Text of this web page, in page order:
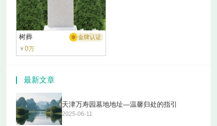
树葬
金牌认证
￥0万
最新文章
天津万寿园墓地地址—温馨归处的指引
2025-06-11